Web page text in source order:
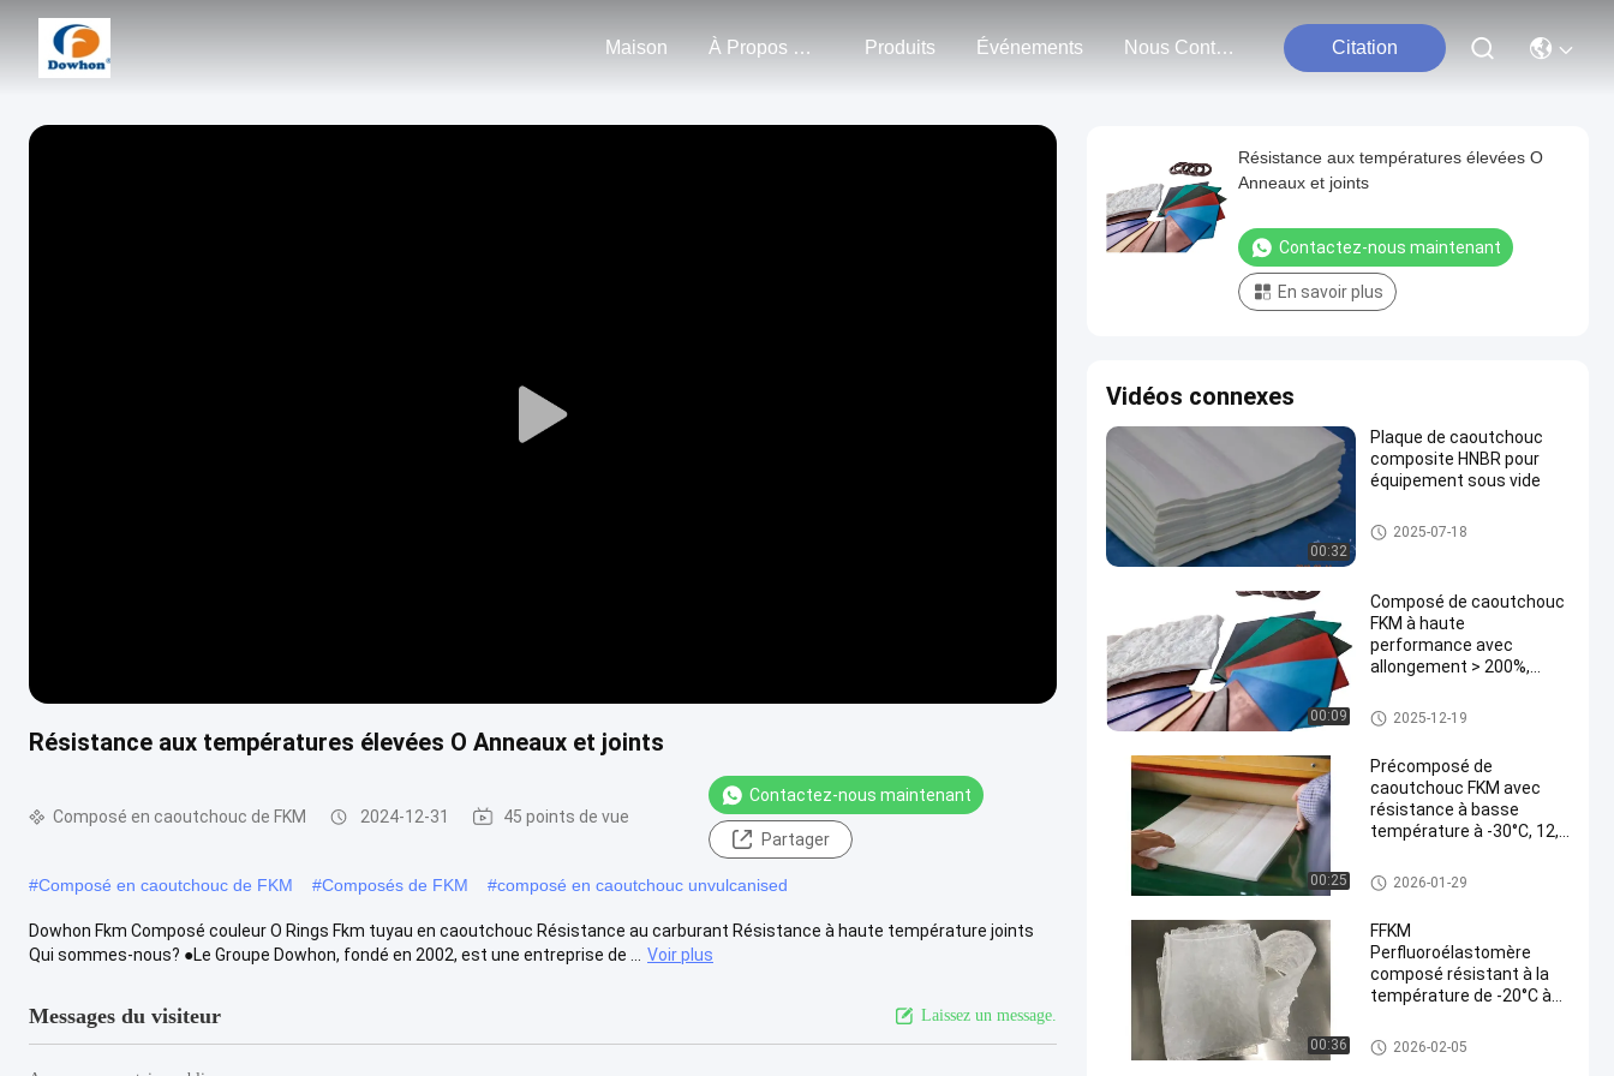
Maison À Propos De Nous Produits Événements Nous Contacter Citation
Play
Résistance aux températures élevées O Anneaux et joints
Composé en caoutchouc de FKM 2024-12-31 45 points de vue
Contactez-nous maintenant
Partager
#Composé en caoutchouc de FKM #Composés de FKM #composé en caoutchouc unvulcanised
Dowhon Fkm Composé couleur O Rings Fkm tuyau en caoutchouc Résistance au carburant Résistance à haute température joints
Qui sommes-nous? ●Le Groupe Dowhon, fondé en 2002, est une entreprise de ...
Voir plus
Messages du visiteur Laissez un message.
Résistance aux températures élevées O
Anneaux et joints
Contactez-nous maintenant
En savoir plus
Vidéos connexes
00:32
Plaque de caoutchouc
composite HNBR pour
équipement sous vide
Composé HNBR
2025-07-18
00:09
Composé de caoutchouc
FKM à haute
performance avec
allongement > 200%,
et liaison au métal
Composé en caoutchouc de F
KM
2025-12-19
00:25
Précomposé de
caoutchouc FKM avec
résistance à basse
température à -30°C, 12,0
excellente résistance à
l'huile pour les systèmes
FKM Precompound en caoutch
ouc
2026-01-29
00:36
FFKM
Perfluoroélastomère
composé résistant à la
température de -20°C à
à l'huile et 70°C de dureté
à la terre ferme
Composé de FFKM
2026-02-05